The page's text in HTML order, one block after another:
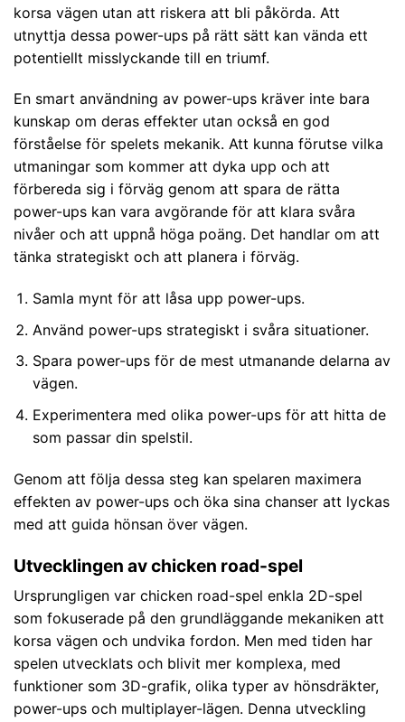
korsa vägen utan att riskera att bli påkörda. Att
utnyttja dessa power-ups på rätt sätt kan vända ett
potentiellt misslyckande till en triumf.
En smart användning av power-ups kräver inte bara
kunskap om deras effekter utan också en god
förståelse för spelets mekanik. Att kunna förutse vilka
utmaningar som kommer att dyka upp och att
förbereda sig i förväg genom att spara de rätta
power-ups kan vara avgörande för att klara svåra
nivåer och att uppnå höga poäng. Det handlar om att
tänka strategiskt och att planera i förväg.
Samla mynt för att låsa upp power-ups.
Använd power-ups strategiskt i svåra situationer.
Spara power-ups för de mest utmanande delarna av
vägen.
Experimentera med olika power-ups för att hitta de
som passar din spelstil.
Genom att följa dessa steg kan spelaren maximera
effekten av power-ups och öka sina chanser att lyckas
med att guida hönsan över vägen.
Utvecklingen av chicken road-spel
Ursprungligen var chicken road-spel enkla 2D-spel
som fokuserade på den grundläggande mekaniken att
korsa vägen och undvika fordon. Men med tiden har
spelen utvecklats och blivit mer komplexa, med
funktioner som 3D-grafik, olika typer av hönsdräkter,
power-ups och multiplayer-lägen. Denna utveckling